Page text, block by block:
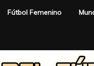
Fútbol Femenino